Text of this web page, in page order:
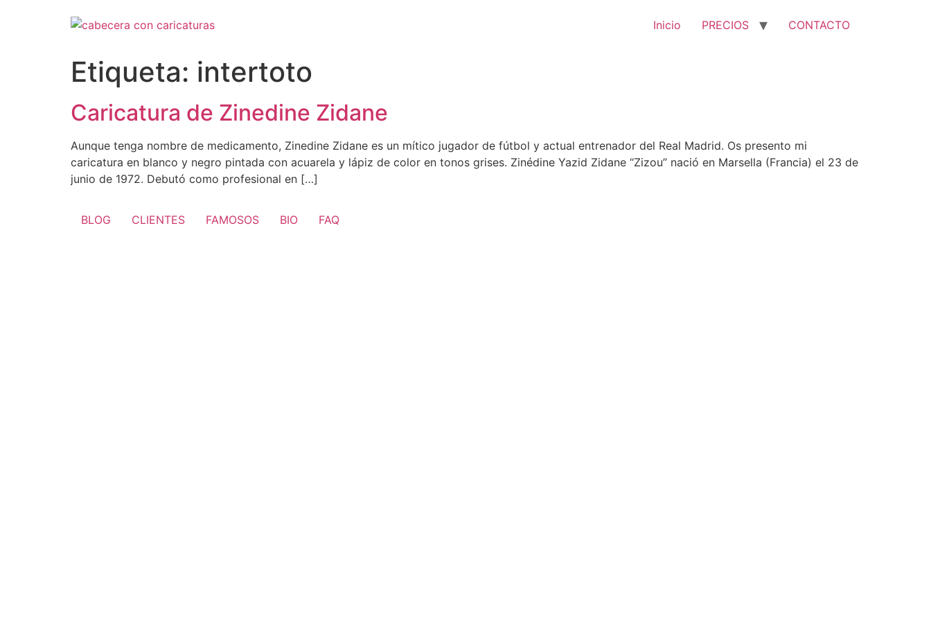
Inicio PRECIOS CONTACTO
Etiqueta: intertoto
Caricatura de Zinedine Zidane
Aunque tenga nombre de medicamento, Zinedine Zidane es un mítico jugador de fútbol y actual entrenador del Real Madrid. Os presento mi
caricatura en blanco y negro pintada con acuarela y lápiz de color en tonos grises. Zinédine Yazid Zidane “Zizou” nació en Marsella (Francia) el 23 de
junio de 1972. Debutó como profesional en […]
BLOG CLIENTES FAMOSOS BIO FAQ